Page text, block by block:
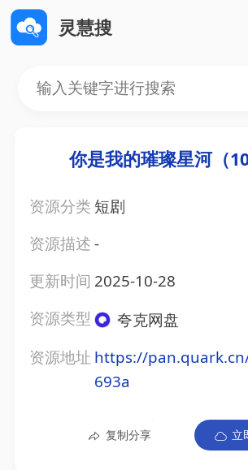
灵慧搜
你是我的璀璨星河（
资源分类 短剧
资源描述-
更新时间 2025-10-28
资源类型
夸克网盘
资源地址 https://
693a
复制分享 立